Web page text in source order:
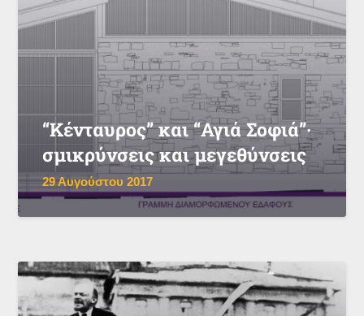
“Κένταυρος” και “Αγιά Σοφιά”·
σμικρύνσεις και μεγεθύνσεις
29 Αυγούστου 2017